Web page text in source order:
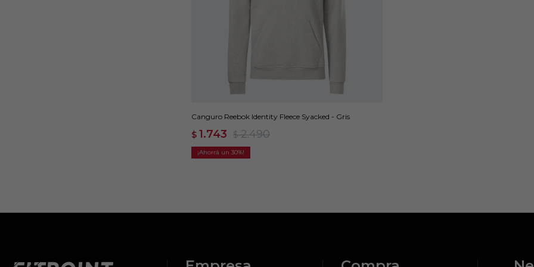
Canguro Reebok Identity Fleece Syacked - Gris
$ 1.743 $ 2.490
30